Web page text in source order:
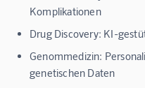
Komplikationen
Drug Discovery: KI-
Genommedizin:
genetischen Daten